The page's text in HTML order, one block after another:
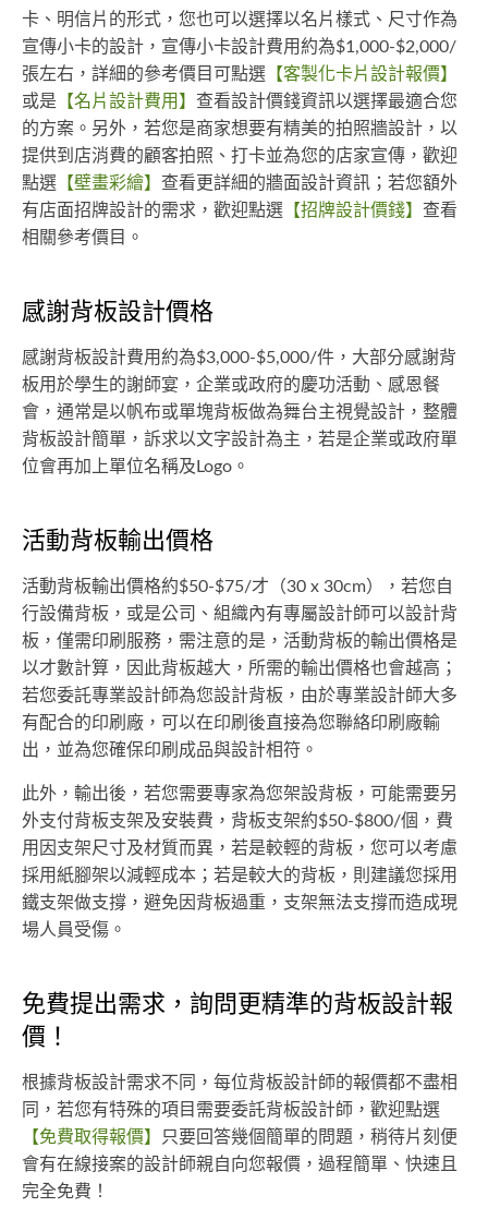
卡、明信片的形式，您也可以選擇以名片樣式、尺寸作為
宣傳小卡的設計，宣傳小卡設計費用約為$1,000-$2,000/
張左右，詳細的參考價目可點選 【客製化卡片設計報價】
或是 【名片設計費用】 查看設計價錢資訊以選擇最適合您
的方案。另外，若您是商家想要有精美的拍照牆設計，以
提供到店消費的顧客拍照、打卡並為您的店家宣傳，歡迎
點選 【壁畫彩繪】 查看更詳細的牆面設計資訊；若您額外
有店面招牌設計的需求，歡迎點選 【招牌設計價錢】 查看
相關參考價目。
感謝背板設計價格
感謝背板設計費用約為$3,000-$5,000/件，大部分感謝背
板用於學生的謝師宴，企業或政府的慶功活動、感恩餐
會，通常是以帆布或單塊背板做為舞台主視覺設計，整體
背板設計簡單，訴求以文字設計為主，若是企業或政府單
位會再加上單位名稱及Logo。
活動背板輸出價格
活動背板輸出價格約$50-$75/才（30 x 30cm），若您自
行設備背板，或是公司、組織內有專屬設計師可以設計背
板，僅需印刷服務，需注意的是，活動背板的輸出價格是
以才數計算，因此背板越大，所需的輸出價格也會越高；
若您委託專業設計師為您設計背板，由於專業設計師大多
有配合的印刷廠，可以在印刷後直接為您聯絡印刷廠輸
出，並為您確保印刷成品與設計相符。
此外，輸出後，若您需要專家為您架設背板，可能需要另
外支付背板支架及安裝費，背板支架約$50-$800/個，費
用因支架尺寸及材質而異，若是較輕的背板，您可以考慮
採用紙腳架以減輕成本；若是較大的背板，則建議您採用
鐵支架做支撐，避免因背板過重，支架無法支撐而造成現
場人員受傷。
免費提出需求，詢問更精準的背板設計報
價！
根據背板設計需求不同，每位背板設計師的報價都不盡相
同，若您有特殊的項目需要委託背板設計師，歡迎點選
【免費取得報價】
只要回答幾個簡單的問題，稍待片刻便
會有在線接案的設計師親自向您報價，過程簡單、快速且
完全免費！